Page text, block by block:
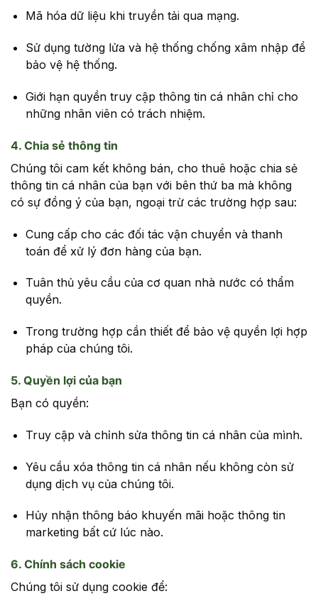
Mã hóa dữ liệu khi truyền tải qua mạng.
Sử dụng tường lửa và hệ thống chống xâm nhập để
bảo vệ hệ thống.
Giới hạn quyền truy cập thông tin cá nhân chỉ cho
những nhân viên có trách nhiệm.
4. Chia sẻ thông tin
Chúng tôi cam kết không bán, cho thuê hoặc chia sẻ
thông tin cá nhân của bạn với bên thứ ba mà không
có sự đồng ý của bạn, ngoại trừ các trường hợp sau:
Cung cấp cho các đối tác vận chuyển và thanh
toán để xử lý đơn hàng của bạn.
Tuân thủ yêu cầu của cơ quan nhà nước có thẩm
quyền.
Trong trường hợp cần thiết để bảo vệ quyền lợi hợp
pháp của chúng tôi.
5. Quyền lợi của bạn
Bạn có quyền:
Truy cập và chỉnh sửa thông tin cá nhân của mình.
Yêu cầu xóa thông tin cá nhân nếu không còn sử
dụng dịch vụ của chúng tôi.
Hủy nhận thông báo khuyến mãi hoặc thông tin
marketing bất cứ lúc nào.
6. Chính sách cookie
Chúng tôi sử dụng cookie để: